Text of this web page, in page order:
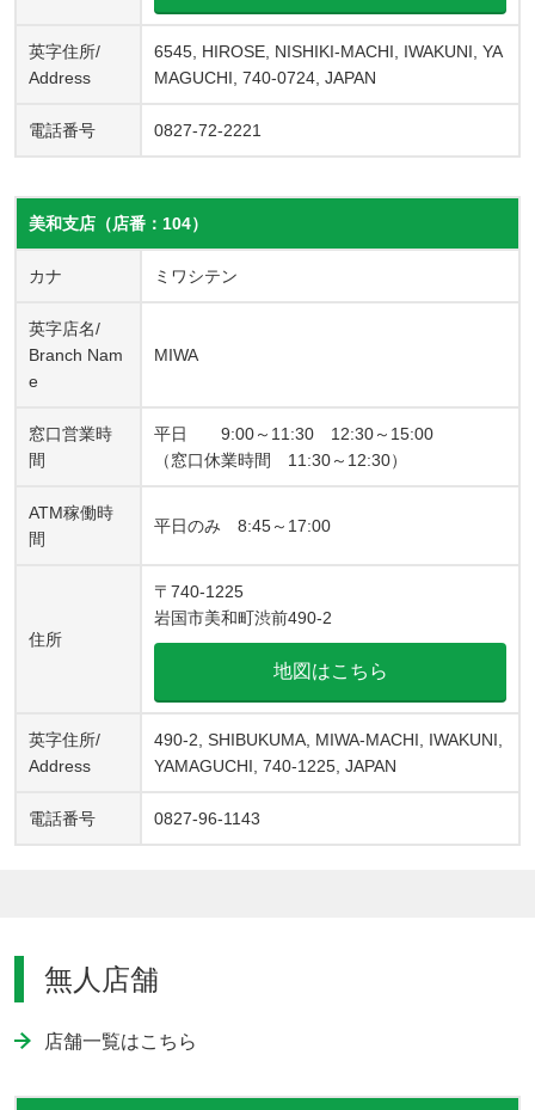
英字住所/
Address
6545, HIROSE, NISHIKI-MACHI, IWAKUNI, YA
MAGUCHI, 740-0724, JAPAN
電話番号 0827-72-2221
美和支店（店番：104）
カナ ミワシテン
英字店名/
Branch Nam
e
MIWA
窓口営業時
間
平日 9:00～11:30 12:30～15:00
（窓口休業時間 11:30～12:30）
ATM稼働時
間
平日のみ 8:45～17:00
住所
〒740-1225
岩国市美和町渋前490-2
地図はこちら
英字住所/
Address
490-2, SHIBUKUMA, MIWA-MACHI, IWAKUNI,
YAMAGUCHI, 740-1225, JAPAN
電話番号 0827-96-1143
無人店舗
店舗一覧はこちら